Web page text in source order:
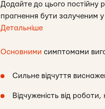
Додайте до цього постійну
прагнення бути залученим у
Детальніше
Основними симптомами
Сильне відчуття
Відчуженість від